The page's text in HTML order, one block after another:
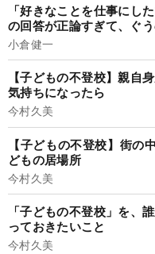
「好きなことを仕事にし
の回答が正論すぎて、ぐ
小倉健一
【子どもの不登校】親自
気持ちになったら
今村久美
【子どもの不登校】街の
どもの居場所
今村久美
「子どもの不登校」を、
っておきたいこと
今村久美